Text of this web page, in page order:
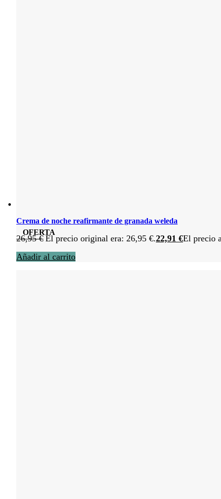
OFERTA
Crema de noche reafirmante de granada weleda
26,95€ El precio original era: 26,95 €.22,91 €El precio
Añadir al carrito